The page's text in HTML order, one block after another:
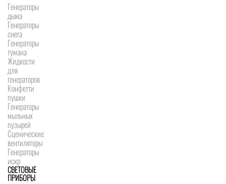
Генераторы
дыма
Генераторы
снега
Генераторы
тумана
Жидкости
для
генераторов
Конфетти
пушки
Генераторы
мыльных
пузырей
Сценические
вентиляторы
Генераторы
искр
СВЕТОВЫЕ
ПРИБОРЫ